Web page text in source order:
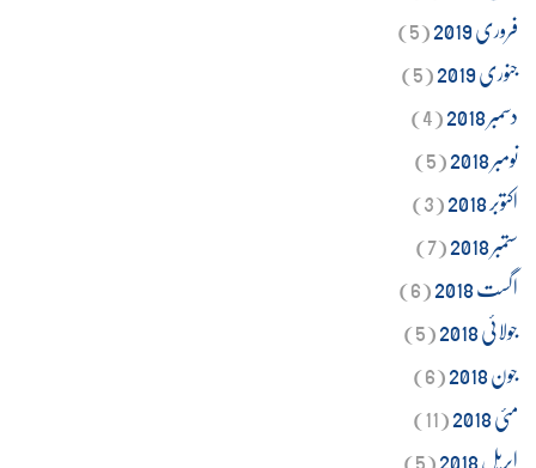
فروری 2019
(5)
جنوری 2019
(5)
دسمبر 2018
(4)
نومبر 2018
(5)
اکتوبر 2018
(3)
ستمبر 2018
(7)
اگست 2018
(6)
جولائی 2018
(5)
جون 2018
(6)
مئی 2018
(11)